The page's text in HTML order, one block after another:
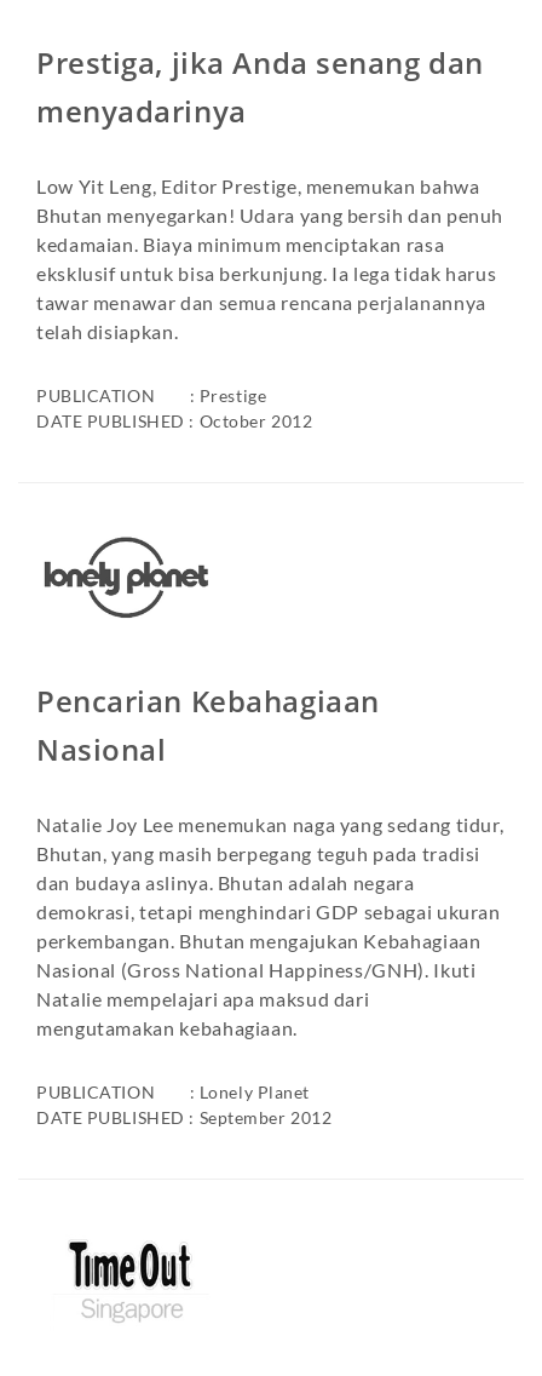
Prestiga, jika Anda senang dan
menyadarinya
Low Yit Leng, Editor Prestige, menemukan bahwa
Bhutan menyegarkan! Udara yang bersih dan penuh
kedamaian. Biaya minimum menciptakan rasa
eksklusif untuk bisa berkunjung. Ia lega tidak harus
tawar menawar dan semua rencana perjalanannya
telah disiapkan.
PUBLICATION : Prestige
DATE PUBLISHED : October 2012
Pencarian Kebahagiaan
Nasional
Natalie Joy Lee menemukan naga yang sedang tidur,
Bhutan, yang masih berpegang teguh pada tradisi
dan budaya aslinya. Bhutan adalah negara
demokrasi, tetapi menghindari GDP sebagai ukuran
perkembangan. Bhutan mengajukan Kebahagiaan
Nasional (Gross National Happiness/GNH). Ikuti
Natalie mempelajari apa maksud dari
mengutamakan kebahagiaan.
PUBLICATION : Lonely Planet
DATE PUBLISHED : September 2012